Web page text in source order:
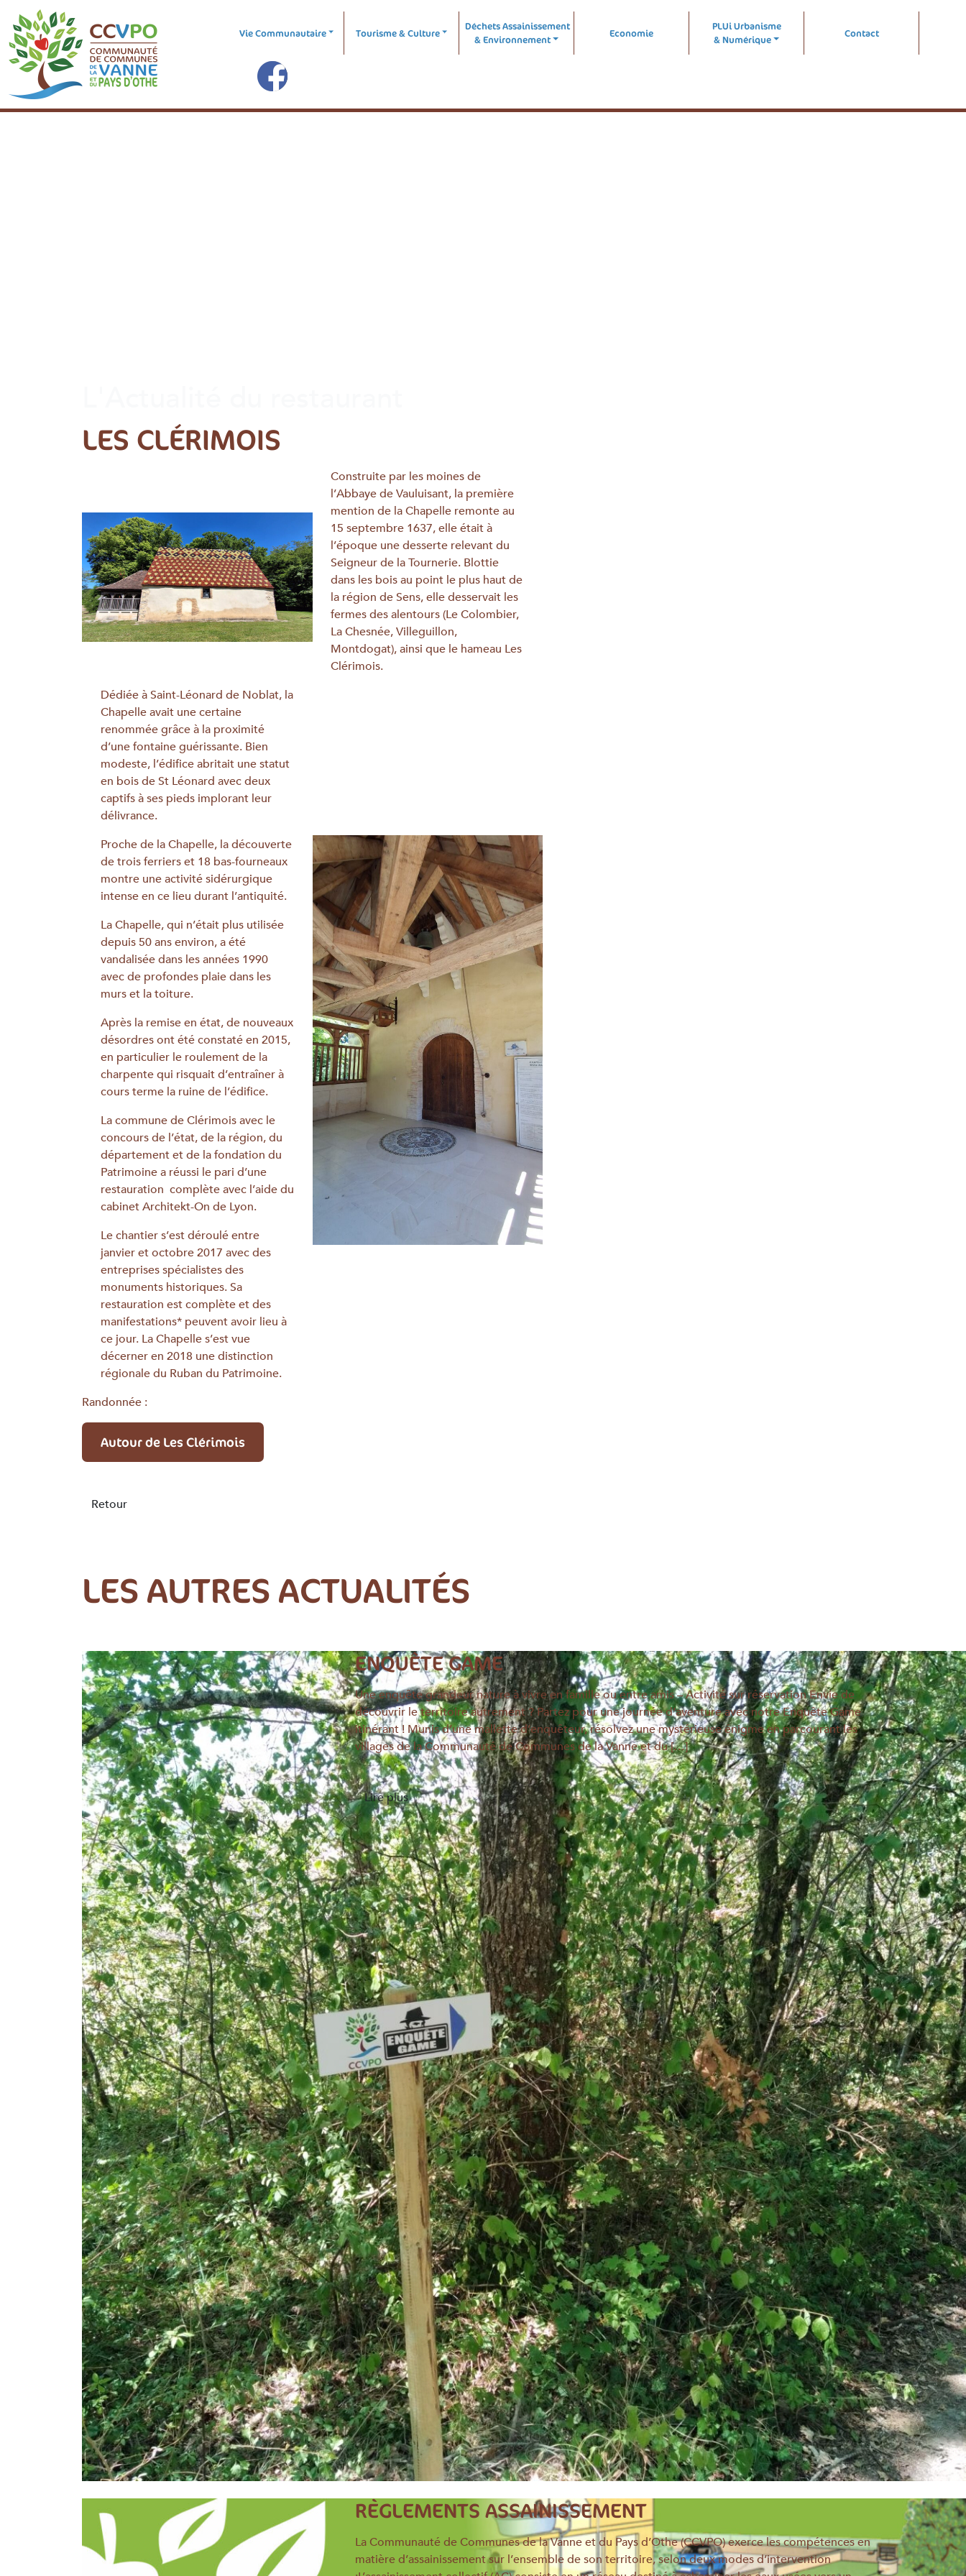
Vie Communautaire Tourisme & Culture
Déchets Assainissement
& Environnement
Economie
PLUi Urbanisme
& Numérique
Contact
LES CLÉRIMOIS
Construite par les moines de
l’Abbaye de Vauluisant, la première
mention de la Chapelle remonte au
15 septembre 1637, elle était à
l’époque une desserte relevant du
Seigneur de la Tournerie. Blottie
dans les bois au point le plus haut de
la région de Sens, elle desservait les
fermes des alentours (Le Colombier,
La Chesnée, Villeguillon,
Montdogat), ainsi que le hameau Les
Clérimois.
Dédiée à Saint-Léonard de Noblat, la
Chapelle avait une certaine
renommée grâce à la proximité
d’une fontaine guérissante. Bien
modeste, l’édifice abritait une statut
en bois de St Léonard avec deux
captifs à ses pieds implorant leur
délivrance.
Proche de la Chapelle, la découverte
de trois ferriers et 18 bas-fourneaux
montre une activité sidérurgique
intense en ce lieu durant l’antiquité.
La Chapelle, qui n’était plus utilisée
depuis 50 ans environ, a été
vandalisée dans les années 1990
avec de profondes plaie dans les
murs et la toiture.
Après la remise en état, de nouveaux
désordres ont été constaté en 2015,
en particulier le roulement de la
charpente qui risquait d’entraîner à
cours terme la ruine de l’édifice.
La commune de Clérimois avec le
concours de l’état, de la région, du
département et de la fondation du
Patrimoine a réussi le pari d’une
restauration complète avec l’aide du
cabinet Architekt-On de Lyon.
Le chantier s’est déroulé entre
janvier et octobre 2017 avec des
entreprises spécialistes des
monuments historiques. Sa
restauration est complète et des
manifestations* peuvent avoir lieu à
ce jour. La Chapelle s’est vue
décerner en 2018 une distinction
régionale du Ruban du Patrimoine.
Randonnée :
Autour de Les Clérimois
Retour
LES AUTRES ACTUALITÉS
ENQUÊTE GAME
Une enquête grandeur nature à vivre en famille ou entre amis – Activité sur réservation Envie de
découvrir le territoire autrement ? Partez pour une journée d’aventure avec notre Enquête Game
itinérant ! Munis d’une mallette d’enquêteur, résolvez une mystérieuse énigme en parcourant les
villages de la Communauté de Communes de la Vanne et du […]
Lire plus
RÈGLEMENTS ASSAINISSEMENT
La Communauté de Communes de la Vanne et du Pays d’Othe (CCVPO) exerce les compétences en
matière d’assainissement sur l’ensemble de son territoire, selon deux modes d’intervention